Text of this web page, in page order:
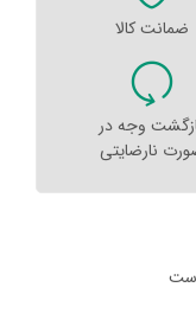
ضمانت کالا
وجه در
نارضایتی